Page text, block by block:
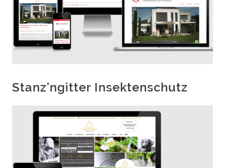
Stanz'ngitter Insektenschutz